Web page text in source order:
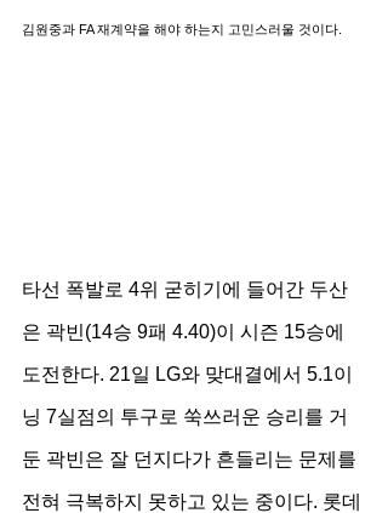
김원중과 FA 재계약을 해야 하는지 고민스러울 것이다.
타선 폭발로 4위 굳히기에 들어간 두산
은 곽빈(14승 9패 4.40)이 시즌 15승에
도전한다. 21일 LG와 맞대결에서 5.1이
닝 7실점의 투구로 쑥쓰러운 승리를 거
둔 곽빈은 잘 던지다가 흔들리는 문제를
전혀 극복하지 못하고 있는 중이다. 롯데